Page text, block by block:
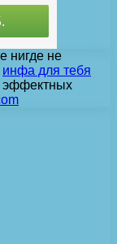
нигде не
инфа для тебя
эффектных